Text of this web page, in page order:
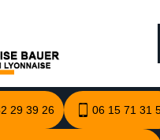
29 39 26 06 15 71 31